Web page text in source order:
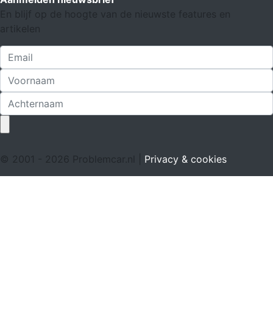
En blijf op de hoogte van de nieuwste features en
artikelen
© 2001 - 2026 Problemcar.nl | Privacy & cookies